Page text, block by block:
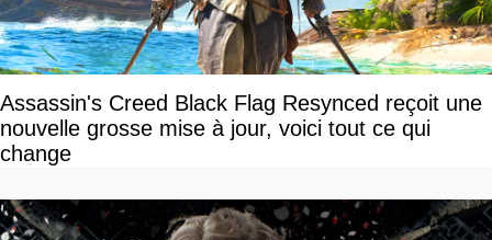
Assassin's Creed Black Flag Resynced reçoit une
nouvelle grosse mise à jour, voici tout ce qui
change